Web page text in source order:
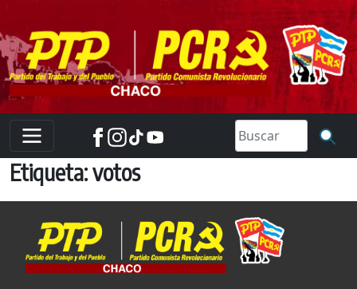
to
content
Etiqueta:votos